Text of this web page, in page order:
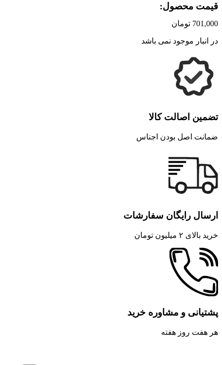
قیمت محصول:
701,000 تومان
در انبار موجود نمی باشد
تضمین اصالت کالا
ضمانت اصل بودن اجناس
ارسال رایگان سفارشات
خرید بالای ۲ میلیون تومان
پشتیانی و مشاوره خرید
هر هفت روز هفته